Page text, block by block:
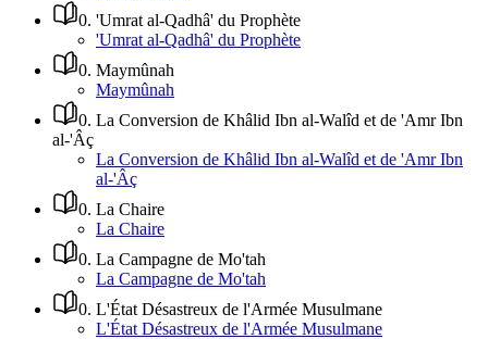
0. 'Umrat al-Qadhâ' du Prophète
'Umrat al-Qadhâ' du Prophète
0. Maymûnah
Maymûnah
0. La Conversion de Khâlid Ibn al-Walîd et de 'Amr Ibn
al-'Âç
La Conversion de Khâlid Ibn al-Walîd et de 'Amr Ibn
al-'Âç
0. La Chaire
La Chaire
0. La Campagne de Mo'tah
La Campagne de Mo'tah
0. L'État Désastreux de l'Armée Musulmane
L'État Désastreux de l'Armée Musulmane